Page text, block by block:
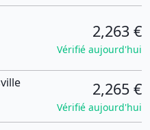
2,263 €
Vérifié aujourd'hui
2,265 €
Vérifié aujourd'hui